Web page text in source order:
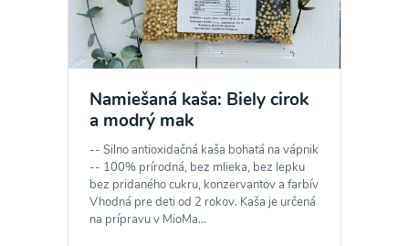
Namiešaná kaša: Biely cirok
a modrý mak
-- Silno antioxidačná kaša bohatá na vápnik
-- 100% prírodná, bez mlieka, bez lepku
bez pridaného cukru, konzervantov a farbív
Vhodná pre deti od 2 rokov. Kaša je určená
na prípravu v MioMa...